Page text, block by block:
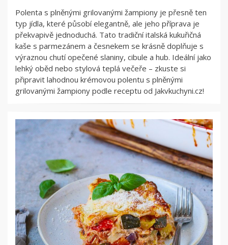
Polenta s plněnými grilovanými žampiony je přesně ten
typ jídla, které působí elegantně, ale jeho příprava je
překvapivě jednoduchá. Tato tradiční italská kukuřičná
kaše s parmezánem a česnekem se krásně doplňuje s
výraznou chutí opečené slaniny, cibule a hub. Ideální jako
lehký oběd nebo stylová teplá večeře –⁠⁠⁠⁠⁠⁠ zkuste si
připravit lahodnou krémovou polentu s plněnými
grilovanými žampiony podle receptu od Jakvkuchyni.cz!